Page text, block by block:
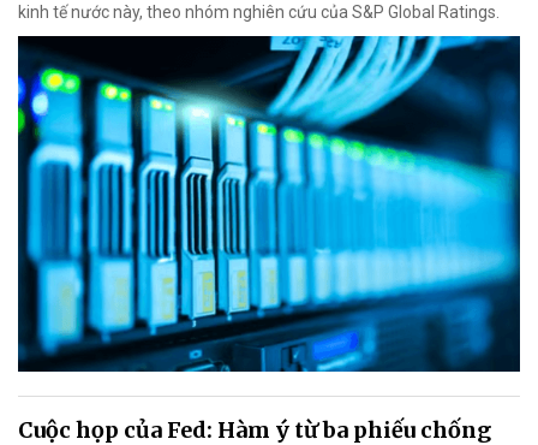
kinh tế nước này, theo nhóm nghiên cứu của S&P Global Ratings.
Cuộc họp của Fed: Hàm ý từ ba phiếu chống